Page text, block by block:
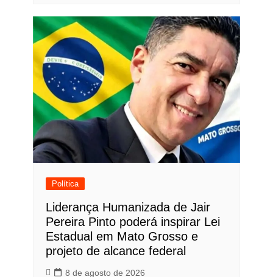
Política
Liderança Humanizada de Jair
Pereira Pinto poderá inspirar Lei
Estadual em Mato Grosso e
projeto de alcance federal
8 de agosto de 2026